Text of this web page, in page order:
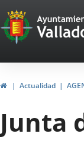
Portal
Web
del
de
InicioActualidad
Junta